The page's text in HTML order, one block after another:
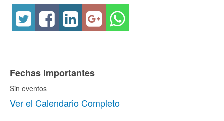
Fechas Importantes
Sin eventos
Ver el Calendario Completo